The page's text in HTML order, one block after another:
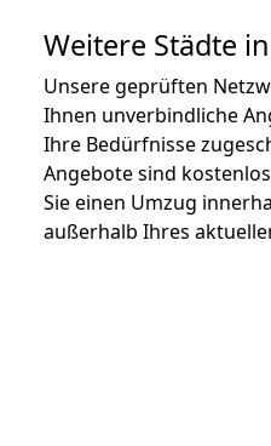
Weitere Städte
Unsere geprüften
Ihnen unverbindliche
Ihre Bedürfnisse
Angebote sind
Sie einen Umzug
außerhalb Ihres